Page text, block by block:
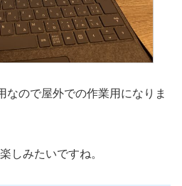
なので屋外での作業用になりま
しみたいですね。